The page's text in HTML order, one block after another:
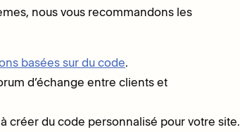
nous vous recommandons les
basées sur du code.
d’échange entre clients et
créer du code personnalisé pour votre site.